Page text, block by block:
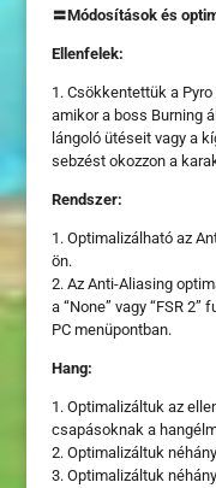
〓Módosítások és
Ellenfelek:
1. Csökkentettük a
amikor a boss Burning
lángoló ütéseit vagy a
sebzést okozzon a
Rendszer:
1. Optimalizálható az
ön.
2. Az Anti-Aliasing
a “None” vagy “FSR
PC menüpontban.
Hang:
1. Optimalizáltuk az
csapásoknak a
2. Optimalizáltuk
3. Optimalizáltuk